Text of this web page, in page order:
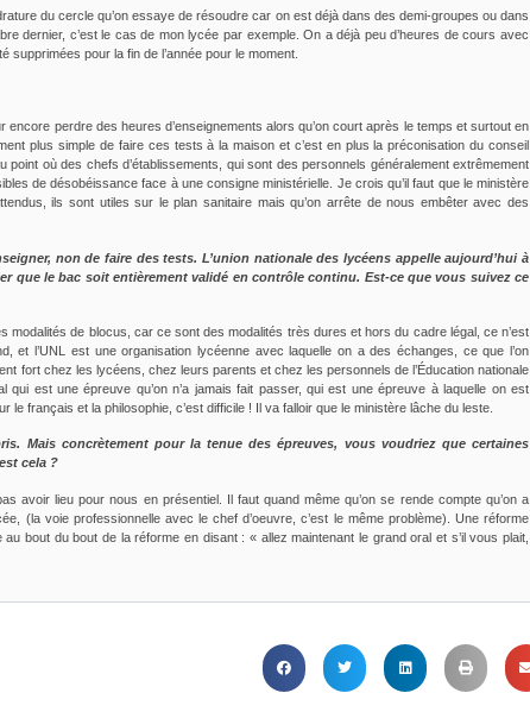
du cercle qu’on essaye de résoudre car on est déjà dans des demi-groupes ou dans
dernier, c’est le cas de mon lycée par exemple. On a déjà peu d’heures de cours avec
supprimées pour la fin de l’année pour le moment.
perdre des heures d’enseignements alors qu’on court après le temps et surtout en
plus simple de faire ces tests à la maison et c’est en plus la préconisation du conseil
où des chefs d’établissements, qui sont des personnels généralement extrêmement
de désobéissance face à une consigne ministérielle. Je crois qu’il faut que le ministère
ils sont utiles sur le plan sanitaire mais qu’on arrête de nous embêter avec des
non de faire des tests. L’union nationale des lycéens appelle aujourd’hui à
que le bac soit entièrement validé en contrôle continu. Est-ce que vous suivez ce
modalités de blocus, car ce sont des modalités très dures et hors du cadre légal, ce n’est
et l’UNL est une organisation lycéenne avec laquelle on a des échanges, ce que l’on
fort chez les lycéens, chez leurs parents et chez les personnels de l’Éducation nationale
est une épreuve qu’on n’a jamais fait passer, qui est une épreuve à laquelle on est
français et la philosophie, c’est difficile ! Il va falloir que le ministère lâche du leste.
Mais concrètement pour la tenue des épreuves, vous voudriez que certaines
cela ?
avoir lieu pour nous en présentiel. Il faut quand même qu’on se rende compte qu’on a
(la voie professionnelle avec le chef d’oeuvre, c’est le même problème). Une réforme
bout du bout de la réforme en disant : « allez maintenant le grand oral et s’il vous plait,